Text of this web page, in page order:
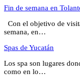
Fin de semana en
Con el objetivo de
semana, en…
Spas de Yucatán
Los spa son lugares
como en lo…